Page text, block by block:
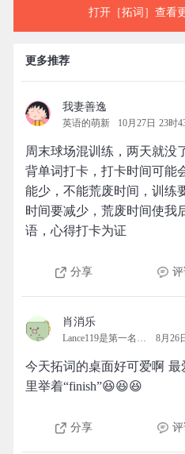
打开［拓词］查看
更多推荐
我妻善逸
英语的萌新 10月27日 23时
周末球场混训练，两天就没
背单词打卡，打卡时间可能
能少，不能荒废时间，训练
时间要减少，荒废时间使我
语，心得打卡为证
分享 评
肖消乐
Lance119是第一名的拓团 8月26
今天拓词的桌面好可爱啊
里举着“finish”😆😆😆
分享 评